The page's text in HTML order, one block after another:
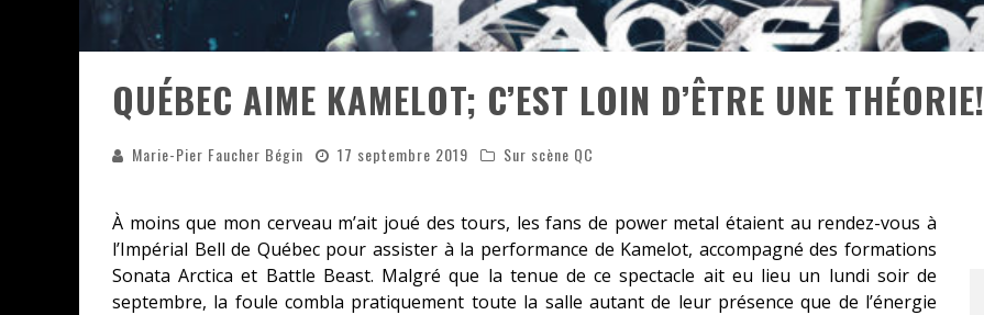
QUÉBEC AIME KAMELOT; C’EST LOIN D’ÊTRE UNE THÉORIE!
Marie-Pier Faucher Bégin 17 septembre 2019 Sur scène QC
À moins que mon cerveau m’ait joué des tours, les fans de power metal étaient au rendez-vous à
l’Impérial Bell de Québec pour assister à la performance de Kamelot, accompagné des formations
Sonata Arctica et Battle Beast. Malgré que la tenue de ce spectacle ait eu lieu un lundi soir de
septembre, la foule combla pratiquement toute la salle autant de leur présence que de l’énergie